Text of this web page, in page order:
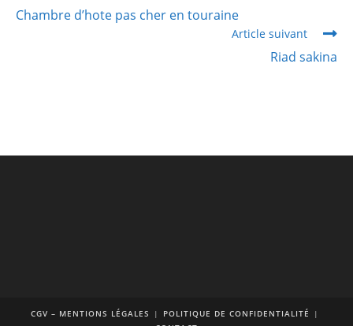
Chambre d’hote pas cher en touraine
Article suivant
Riad sakina
CGV – MENTIONS LÉGALES
POLITIQUE DE CONFIDENTIALITÉ